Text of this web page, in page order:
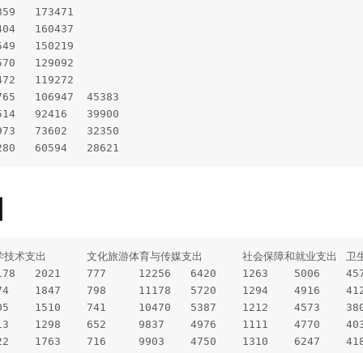
20	2009年	75874	15280	60594	28621